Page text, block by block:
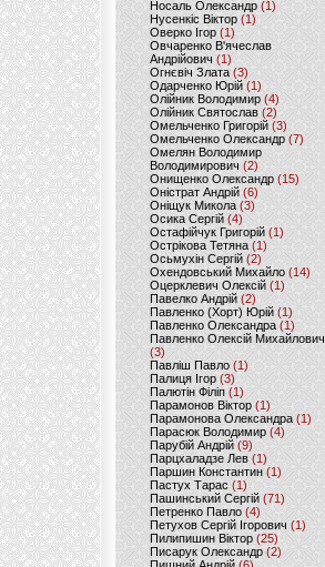
Носаль Олександр (1)
Нусенкіс Віктор (1)
Оверко Ігор (1)
Овчаренко В'ячеслав
Андрійович(1)
Огнєвіч Злата (3)
Одарченко Юрій(1)
Олійник Володимир (4)
Олійник Святослав (2)
Омельченко Григорій (3)
Омельченко Олександр(7)
Омелян Володимир
Володимирович (2)
Онищенко Олександр (15)
Оністрат Андрій (6)
Оніщук Микола (3)
Осика Сергій(4)
Остафійчук Григорій(1)
Острікова Тетяна (1)
Осьмухін Сергій (2)
Охендовський Михайло (14)
Оцерклевич Олексій (1)
Павелко Андрій (2)
Павленко (Хорт) Юрій (1)
Павленко Олександра (1)
Павленко Олексій Михайлович
(3)
Павліш Павло(1)
Палиця Ігор (3)
Палютін Філіп(1)
Парамонов Віктор (1)
Парамонова Олександра(1)
Парасюк Володимир(4)
Парубій Андрій (9)
Парцхаладзе Лев (1)
Паршин Константин(1)
Пастух Тарас (1)
Пашинський Сергій (71)
Петренко Павло (4)
Петухов Сергій Ігорович (1)
Пилипишин Віктор(25)
Писарук Олександр(2)